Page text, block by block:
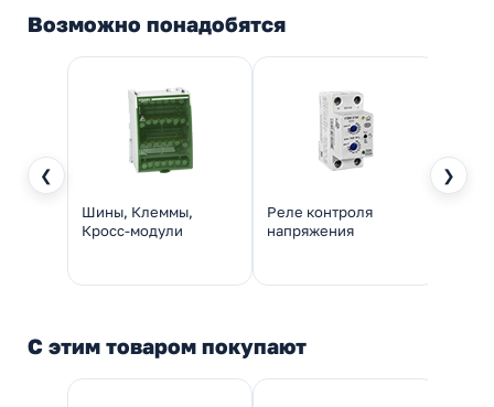
Возможно понадобятся
❮ ❯
Шины, Клеммы,
Кросс-модули
Реле контроля
напряжения
С этим товаром покупают